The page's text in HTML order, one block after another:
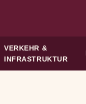
VERKEHR &
INFRASTRUKTUR